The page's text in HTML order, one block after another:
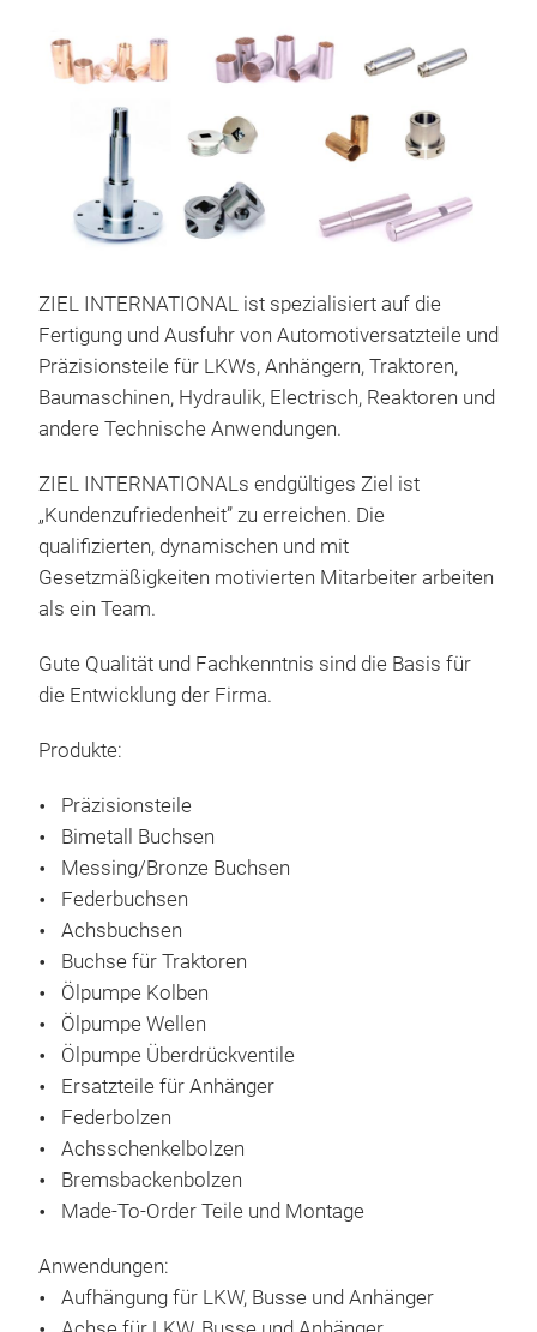
ZIEL INTERNATIONAL ist spezialisiert auf die
Fertigung und Ausfuhr von Automotiversatzteile und
Präzisionsteile für LKWs, Anhängern, Traktoren,
Baumaschinen, Hydraulik, Electrisch, Reaktoren und
andere Technische Anwendungen.
ZIEL INTERNATIONALs endgültiges Ziel ist
„Kundenzufriedenheit” zu erreichen. Die
qualifizierten, dynamischen und mit
Gesetzmäßigkeiten motivierten Mitarbeiter arbeiten
als ein Team.
Gute Qualität und Fachkenntnis sind die Basis für
die Entwicklung der Firma.
Produkte:
Präzisionsteile
Bimetall Buchsen
Messing/Bronze Buchsen
Federbuchsen
Achsbuchsen
Buchse für Traktoren
Ölpumpe Kolben
Ölpumpe Wellen
Ölpumpe Überdrückventile
Ersatzteile für Anhänger
Federbolzen
Achsschenkelbolzen
Bremsbackenbolzen
Made-To-Order Teile und Montage
Anwendungen:
Aufhängung für LKW, Busse und Anhänger